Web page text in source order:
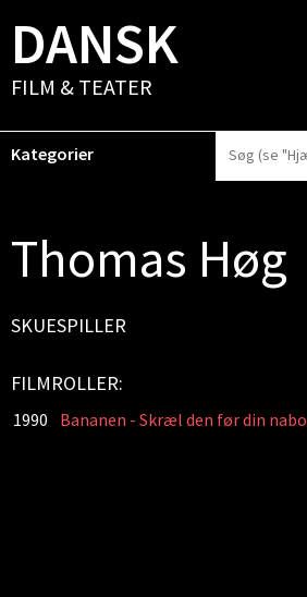
DANSK
FILM & TEATER
Kategorier
Thomas Høg
SKUESPILLER
FILMROLLER:
1990 Bananen - Skræl den før din nabo